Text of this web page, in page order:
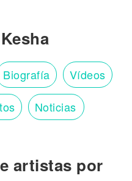
Biografía Vídeos
Noticias
artistas por